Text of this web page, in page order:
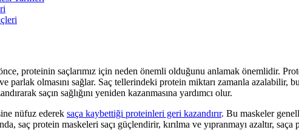
proteinin saçlarımız için neden önemli olduğunu anlamak önemlidir.
parlak olmasını sağlar. Saç tellerindeki protein miktarı zamanla
saçın sağlığını yeniden kazanmasına yardımcı olur.
nüfuz ederek saça kaybettiği proteinleri geri kazandırır. Bu maskeler
saç protein maskeleri saçı güçlendirir, kırılma ve yıpranmayı azaltır, saça